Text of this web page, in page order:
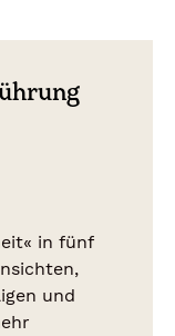
in fünf
und